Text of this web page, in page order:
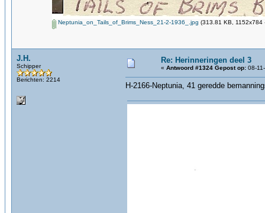
Neptunia_on_Tails_of_Brims_Ness_21-2-1936_.jpg (313.81 KB, 1152x784
J.H.
Schipper
Berichten: 2214
Re: Herinneringen deel 3
« Antwoord #1324 Gepost op: 08-
H-2166-Neptunia, 41 geredde